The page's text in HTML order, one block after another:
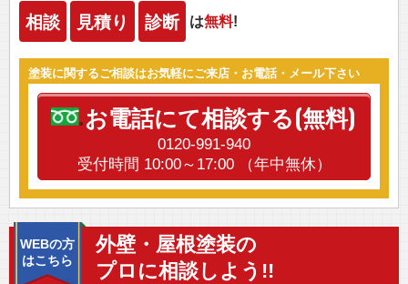
相談 見積り 診断 は無料!
塗装に関するご相談はお気軽にご来店・お電話・メール下さい
お電話にて相談する(無料)
0120-991-940
受付時間 10:00～17:00 （年中無休）
WEBの方
はこちら
外壁・屋根塗装の
プロに相談しよう!!